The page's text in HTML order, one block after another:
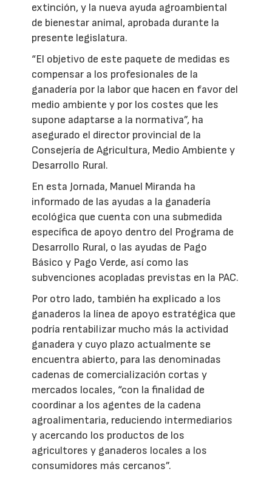
extinción, y la nueva ayuda agroambiental
de bienestar animal, aprobada durante la
presente legislatura.
“El objetivo de este paquete de medidas es
compensar a los profesionales de la
ganadería por la labor que hacen en favor del
medio ambiente y por los costes que les
supone adaptarse a la normativa”, ha
asegurado el director provincial de la
Consejería de Agricultura, Medio Ambiente y
Desarrollo Rural.
En esta Jornada, Manuel Miranda ha
informado de las ayudas a la ganadería
ecológica que cuenta con una submedida
específica de apoyo dentro del Programa de
Desarrollo Rural, o las ayudas de Pago
Básico y Pago Verde, así como las
subvenciones acopladas previstas en la PAC.
Por otro lado, también ha explicado a los
ganaderos la línea de apoyo estratégica que
podría rentabilizar mucho más la actividad
ganadera y cuyo plazo actualmente se
encuentra abierto, para las denominadas
cadenas de comercialización cortas y
mercados locales, “con la finalidad de
coordinar a los agentes de la cadena
agroalimentaria, reduciendo intermediarios
y acercando los productos de los
agricultores y ganaderos locales a los
consumidores más cercanos”.